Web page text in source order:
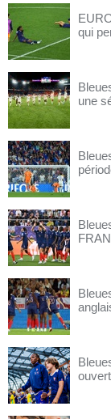
qui
une